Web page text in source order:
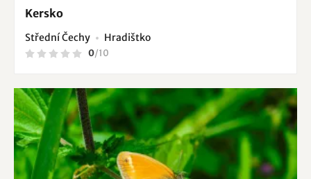
Kersko
Střední Čechy Hradištko
0/10